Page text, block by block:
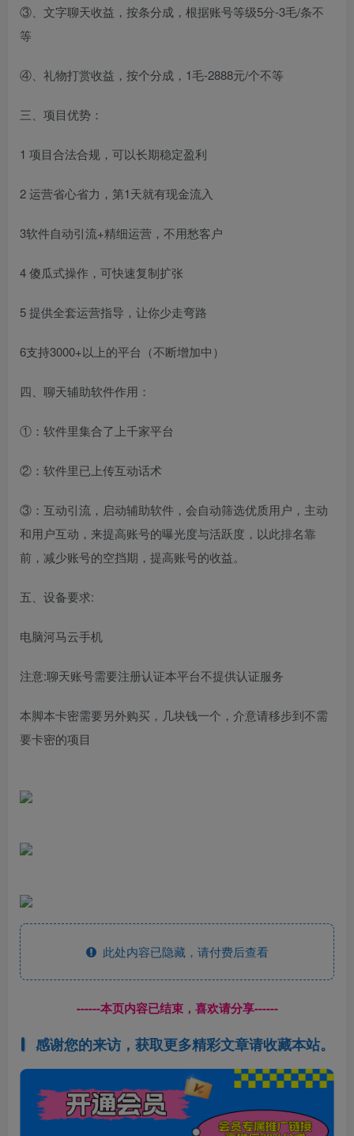
③、文字聊天收益，按条分成，根据账号等级5分-3毛/条不
等
④、礼物打赏收益，按个分成，1毛-2888元/个不等
三、项目优势：
1 项目合法合规，可以长期稳定盈利
2 运营省心省力，第1天就有现金流入
3软件自动引流+精细运营，不用愁客户
4 傻瓜式操作，可快速复制扩张
5 提供全套运营指导，让你少走弯路
6支持3000+以上的平台（不断增加中）
四、聊天辅助软件作用：
①：软件里集合了上千家平台
②：软件里已上传互动话术
③：互动引流，启动辅助软件，会自动筛选优质用户，主动
和用户互动，来提高账号的曝光度与活跃度，以此排名靠
前，减少账号的空挡期，提高账号的收益。
五、设备要求:
电脑河马云手机
注意:聊天账号需要注册认证本平台不提供认证服务
本脚本卡密需要另外购买，几块钱一个，介意请移步到不需
要卡密的项目
此处内容已隐藏，请付费后查看
------本页内容已结束，喜欢请分享------
感谢您的来访，获取更多精彩文章请收藏本站。